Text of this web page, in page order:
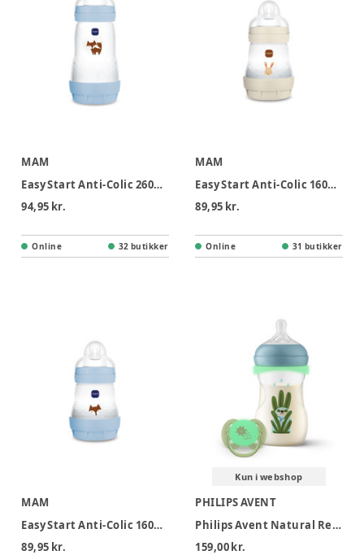
MAM
Easy Start Anti-Colic 260ml 1-pk Blue
94,95 kr.
Online 32 butikker
MAM
Easy Start Anti-Colic 160ml 1-pk Neutral
89,95 kr.
Online 31 butikker
MAM
Easy Start Anti-Colic 160ml 1-pk Blue
89,95 kr.
Kun i webshop
PHILIPS AVENT
Philips Avent Natural Response Nighttime Gavesæt
159,00 kr.